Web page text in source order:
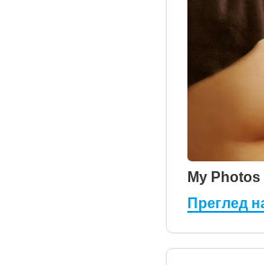
My Photos
Преглед